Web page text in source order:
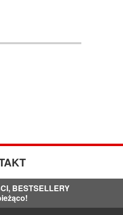
BESTSELLERY